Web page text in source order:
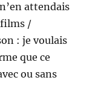
n’en attendais
films /
: je voulais
que ce
ou sans